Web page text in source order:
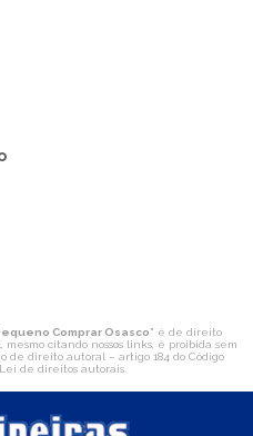
Comprar Osasco" é de direito
citando nossos links, é proibida sem
de direito autoral – artigo 184 do Código
Lei de direitos autorais.